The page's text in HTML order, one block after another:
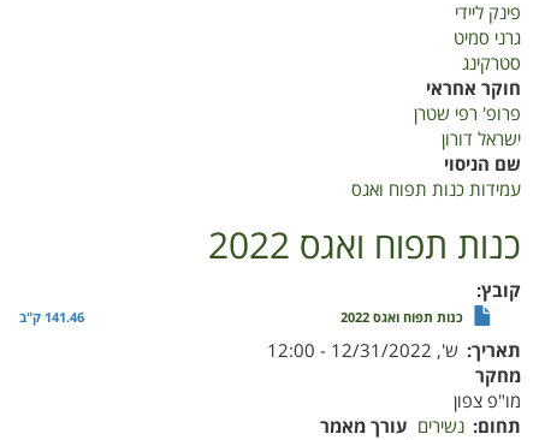
פינק ליידי
גרני סמיט
סטרקינג
חוקר אחראי
פרופ' רפי שטרן
ישראל דורון
שם הניסוי
עמידות כנות תפוח ואגס
כנות תפוח ואגס 2022
קובץ
כנות תפוח ואגס 2022 141.46 ק"ב
תאריך ש', 12/31/2022 - 12:00
מחקר
מו"פ צפון
תחום נשירים עורך מאמר